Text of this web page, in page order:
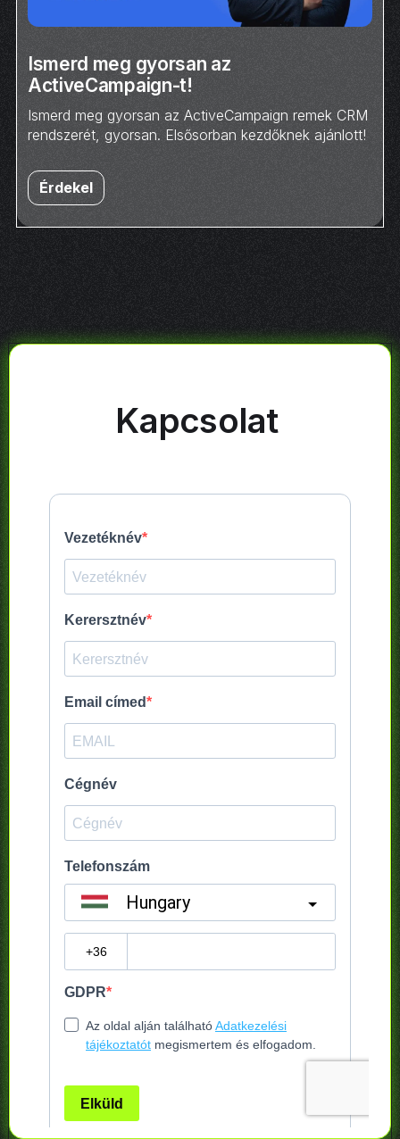
Ismerd meg gyorsan az
ActiveCampaign-t!
Ismerd meg gyorsan az ActiveCampaign remek CRM
rendszerét, gyorsan. Elsősorban kezdőknek ajánlott!
Érdekel
Kapcsolat